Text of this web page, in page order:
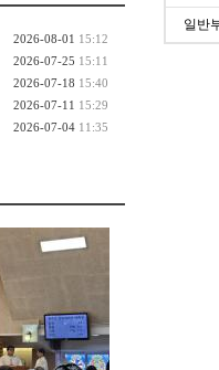
2026-08-01 15:12
2026-07-25 15:11
2026-07-18 15:40
2026-07-11 15:29
2026-07-04 11:35
일반